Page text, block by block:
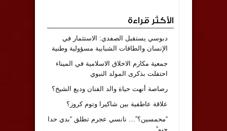
الأكثر قراءة
دبوسي يستقبل الصفدي: الاستثمار في
الإنسان والطاقات الشبابية مسؤولية وطنية
جمعية مكارم الاخلاق الاسلامية في الميناء
احتفلت بذكرى المولد النبوي
رصاصة أنهت حياة والد الفنان وديع الشيخ؟
علاقة عاطفية بين شاكيرا وتوم كروز؟
“محمسين؟”… نانسي عجرم تطلق “بدي حدا
حبو”